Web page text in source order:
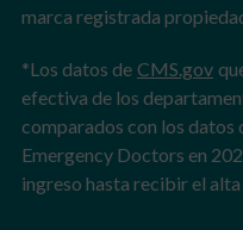
marca registrada
*Los datos de CMS.gov
efectiva de los
comparados con los datos
Emergency Doctors en
ingreso hasta recibir el